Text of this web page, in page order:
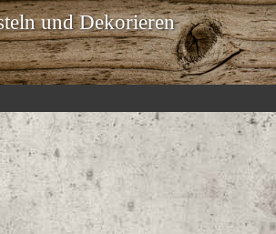
und Dekorieren